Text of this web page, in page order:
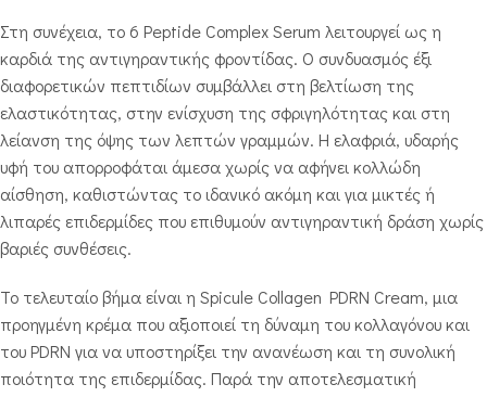
Στη συνέχεια, το 6 Peptide Complex Serum λειτουργεί ως η
καρδιά της αντιγηραντικής φροντίδας. Ο συνδυασμός έξι
διαφορετικών πεπτιδίων συμβάλλει στη βελτίωση της
ελαστικότητας, στην ενίσχυση της σφριγηλότητας και στη
λείανση της όψης των λεπτών γραμμών. Η ελαφριά, υδαρής
υφή του απορροφάται άμεσα χωρίς να αφήνει κολλώδη
αίσθηση, καθιστώντας το ιδανικό ακόμη και για μικτές ή
λιπαρές επιδερμίδες που επιθυμούν αντιγηραντική δράση χωρίς
βαριές συνθέσεις.
Το τελευταίο βήμα είναι η Spicule Collagen PDRN Cream, μια
προηγμένη κρέμα που αξιοποιεί τη δύναμη του κολλαγόνου και
του PDRN για να υποστηρίξει την ανανέωση και τη συνολική
ποιότητα της επιδερμίδας. Παρά την αποτελεσματική